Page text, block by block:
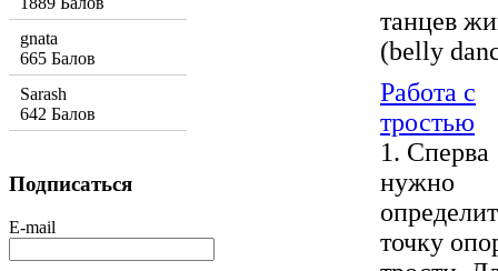
танцев
(belly
Работа с
тростью
1. Сперва
нужно
точку
gnata
665 Балов
Sarash
642 Балов
Подписаться
E-mail